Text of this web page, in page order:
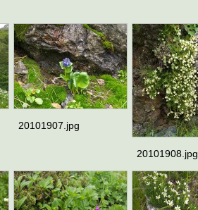
20101907.jpg
20101908.jpg